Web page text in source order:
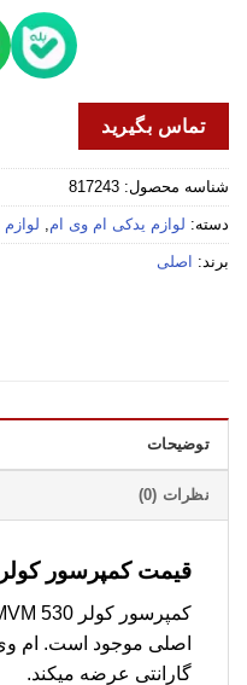
تماس بگیرید
شناسه محصول: 817243
دسته: لوازم یدکی ام وی ام, لوازم
برند: اصلی
توضیحات
نظرات (0)
قیمت کمپرسور کولر MVM 530 – خرید آنلاین
اصلی موجود است. ام وی
گارانتی عرضه میکند.